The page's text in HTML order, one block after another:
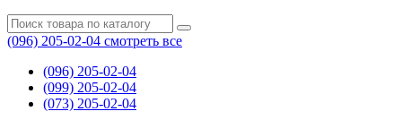
(096) 205-02-04 смотреть все
(096) 205-02-04
(099) 205-02-04
(073) 205-02-04